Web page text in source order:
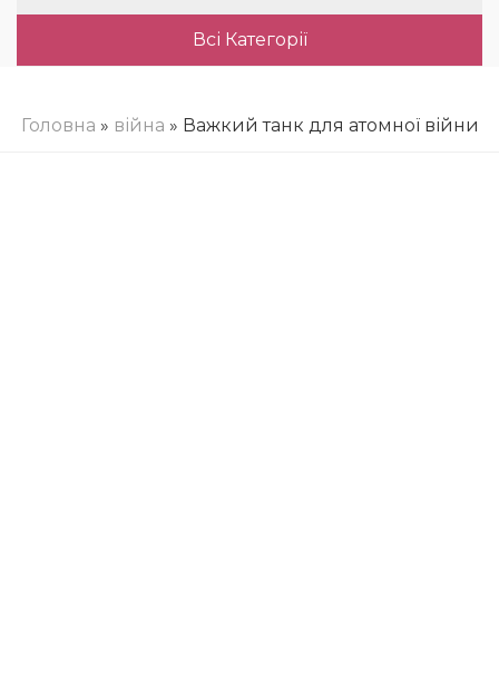
Всі Категорії
Головна » війна » Важкий танк для атомної війни